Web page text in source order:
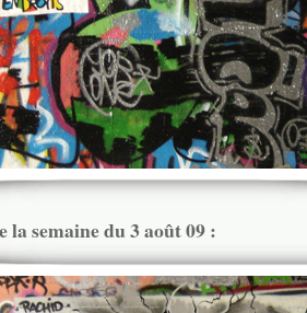
la semaine du 3 août 09 :